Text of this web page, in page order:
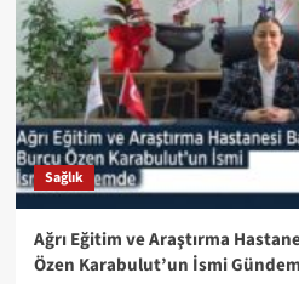
Sağlık
Ağrı Eğitim ve Araştırma
Özen Karabulut’un İsmi